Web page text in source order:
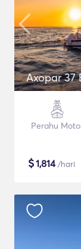
Axopar 37
Perahu
$1,814/hari